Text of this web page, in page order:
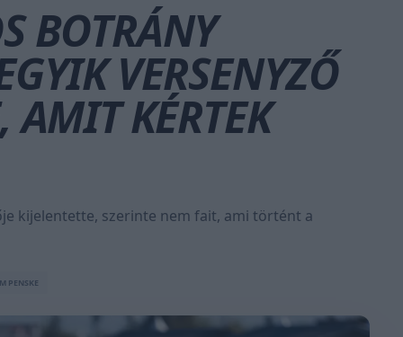
BOTRÁNY
VERSENYZŐ
AMIT KÉRTEK
kijelentette, szerinte nem fait, ami történt a
PENSKE